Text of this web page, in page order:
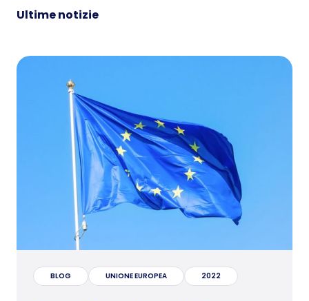
Ultime notizie
BLOG UNIONE EUROPEA 2022